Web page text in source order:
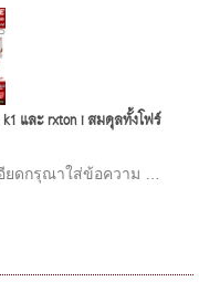
k1 และ rxton i สมดุลทั้งโฟร์
ยดกรุณาใส่ข้อความ …